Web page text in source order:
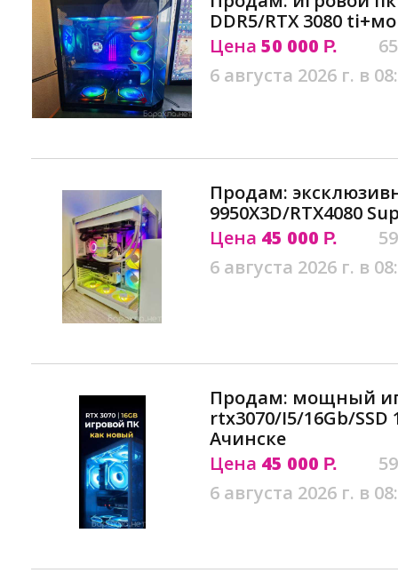
DDR5/RTX 3080
Цена 50 000 Р.
6 августа 2026 г. в
Продам:
9950X3D/RTX4080
Цена 45 000 Р.
6 августа 2026 г. в
Продам: мощный
rtx3070/I5/16Gb/SSD
Ачинске
Цена 45 000 Р.
6 августа 2026 г. в